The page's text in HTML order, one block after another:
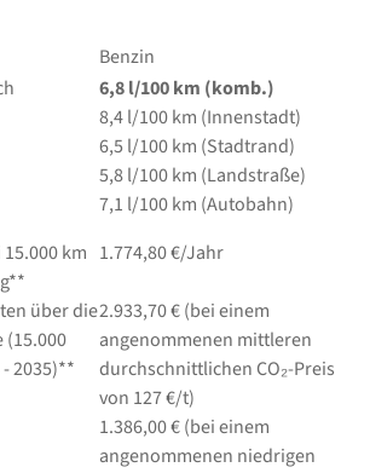
Benzin
6,8l/100 km (komb.)
8,4l/100 km (Innenstadt)
6,5 l/100 km (Stadtrand)
5,8l/100 km (Landstraße)
7,1 l/100 km (Autobahn)
km 1.774,80 €/Jahr
über die
(15.000
2035)**
2.933,70 € (bei einem
angenommenen mittleren
durchschnittlichen CO₂-Preis
von 127 €/t)
1.386,00 € (bei einem
angenommenen niedrigen